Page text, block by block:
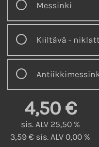
Messinki
Kiiltävä -
4,50 €
sis. ALV 25,50 %
3,59 € sis. ALV 0,00 %